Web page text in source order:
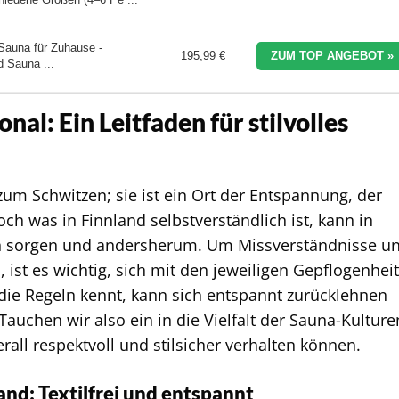
für Zuhause -
Sauna ...
195,99 € ZUM TOP ANGEBOT »
Ein Leitfaden für stilvolles
Schwitzen; sie ist ein Ort der Entspannung, der
was in Finnland selbstverständlich ist, kann in
und andersherum. Um Missverständnisse
ist es wichtig, sich mit den jeweiligen
Regeln kennt, kann sich entspannt zurücklehnen
wir also ein in die Vielfalt der Sauna-
respektvoll und stilsicher verhalten können.
Textilfrei und entspannt